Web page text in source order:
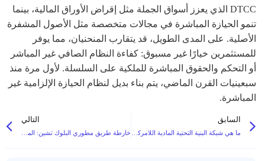
DTCC الذي يعزز أسواق الجملة مثل إقراض الأوراق المالية، بينما
تنمو الحيازة المباشرة في مجالات متخصصة مثل الأصول المشفرة
الأصلية. على المدى الطويل، قد يتقارب المنحنيان، مما يوفر
للمستثمرين خيارًا غير مسبوق: كفاءة النظام الصافي غير المباشر
أو التحكم والحقوق المباشرة للملكية على السلسلة. لأول مرة منذ
سبعينيات القرن الماضي، يتم بناء بديل لنظام الحيازة الإلزامية غير
المباشرة.
السابق
ما هي شبكة البنية التحتية المادية اللامركزية؟ فهم شبكات البنية التحتية المادية اللامركزية اللامركزية
التالي
خارطة طريق مطوري البلوك تشين: المهارات اللازمة للبناء على النظام الإيكولوجي لسلسلة الكتل (TheExchain)